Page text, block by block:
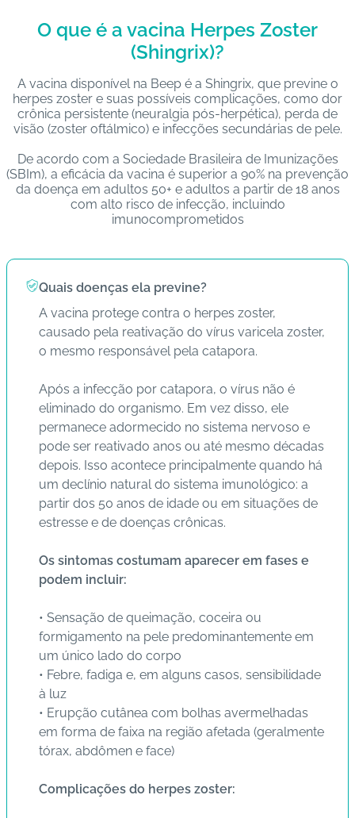
u
n
o
ol
ó
s
a
n
o
d
e
s
a
ú
d
e
B
e
p
B
lo
g
C
n
O que é a vacina Herpes Zoster
(Shingrix)?
A vacina disponível na Beep é a Shingrix, que previne o
herpes zoster e suas possíveis complicações, como dor
crônica persistente (neuralgia pós-herpética), perda de
visão (zoster oftálmico) e infecções secundárias de pele.
De acordo com a Sociedade Brasileira de Imunizações
(SBIm), a eficácia da vacina é superior a 90% na prevenção
da doença em adultos 50+ e adultos a partir de 18 anos
com alto risco de infecção, incluindo
imunocomprometidos
Quais doenças ela previne?
A vacina protege contra o herpes zoster,
causado pela reativação do vírus varicela zoster,
o mesmo responsável pela catapora.
Após a infecção por catapora, o vírus não é
eliminado do organismo. Em vez disso, ele
permanece adormecido no sistema nervoso e
pode ser reativado anos ou até mesmo décadas
depois. Isso acontece principalmente quando há
um declínio natural do sistema imunológico: a
partir dos 50 anos de idade ou em situações de
estresse e de doenças crônicas.
Os sintomas costumam aparecer em fases e
podem incluir:
• Sensação de queimação, coceira ou
formigamento na pele predominantemente em
um único lado do corpo
• Febre, fadiga e, em alguns casos, sensibilidade
à luz
• Erupção cutânea com bolhas avermelhadas
em forma de faixa na região afetada (geralmente
tórax, abdômen e face)
Complicações do herpes zoster: